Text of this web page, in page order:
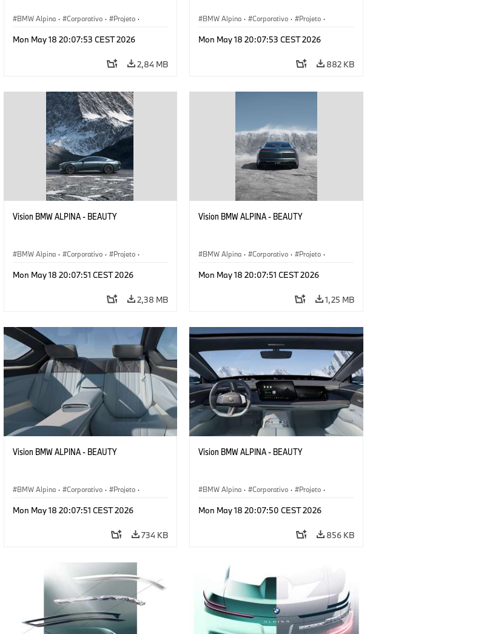
BMW Alpina · Corporativo · Projeto ·
Veículos conceito & Design
Mon May 18 20:07:53 CEST 2026
2,84 MB
BMW Alpina · Corporativo · Projeto ·
Veículos conceito & Design
Mon May 18 20:07:53 CEST 2026
882 KB
Vision BMW ALPINA - BEAUTY
BMW Alpina · Corporativo · Projeto ·
Veículos conceito & Design
Mon May 18 20:07:51 CEST 2026
2,38 MB
Vision BMW ALPINA - BEAUTY
BMW Alpina · Corporativo · Projeto ·
Veículos conceito & Design
Mon May 18 20:07:51 CEST 2026
1,25 MB
Vision BMW ALPINA - BEAUTY
BMW Alpina · Corporativo · Projeto ·
Veículos conceito & Design
Mon May 18 20:07:51 CEST 2026
734 KB
Vision BMW ALPINA - BEAUTY
BMW Alpina · Corporativo · Projeto ·
Veículos conceito & Design
Mon May 18 20:07:50 CEST 2026
856 KB